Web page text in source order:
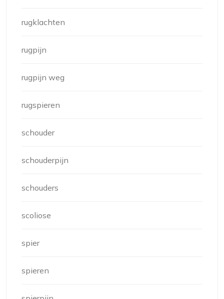
rugklachten
rugpijn
rugpijn weg
rugspieren
schouder
schouderpijn
schouders
scoliose
spier
spieren